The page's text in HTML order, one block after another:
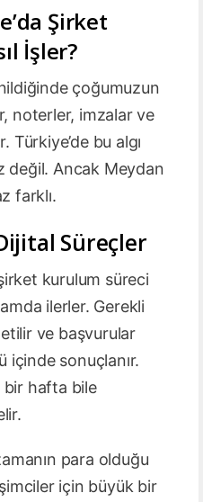
Şirket
İşler?
çoğumuzun
noterler, imzalar ve
Türkiye’de bu algı
değil. Ancak Meydan
farklı.
Süreçler
kurulum süreci
ilerler. Gerekli
ve başvurular
içinde sonuçlanır.
bir hafta bile
para olduğu
için büyük bir